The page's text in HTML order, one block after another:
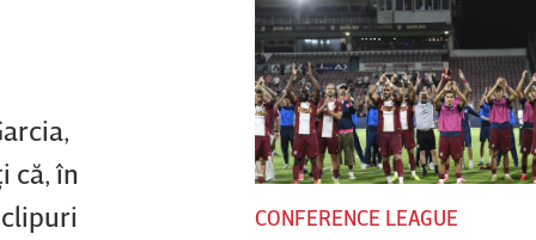
că, în
CONFERENCE LEAGUE